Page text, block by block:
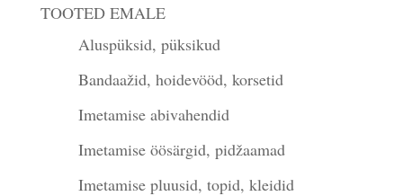
TOOTED EMALE
Aluspüksid, püksikud
Bandaažid, hoidevööd, korsetid
Imetamise abivahendid
Imetamise öösärgid, pidžaamad
Imetamise pluusid, topid, kleidid